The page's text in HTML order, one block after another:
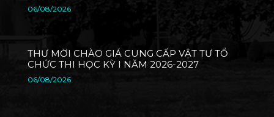
06/08/2026
THƯ MỜI CHÀO GIÁ CUNG CẤP VẬT TƯ TỔ
CHỨC THI HỌC KỲ I NĂM 2026-2027
06/08/2026